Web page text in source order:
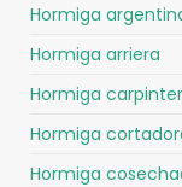
Hormiga
Hormiga arriera
Hormiga
Hormiga
Hormiga